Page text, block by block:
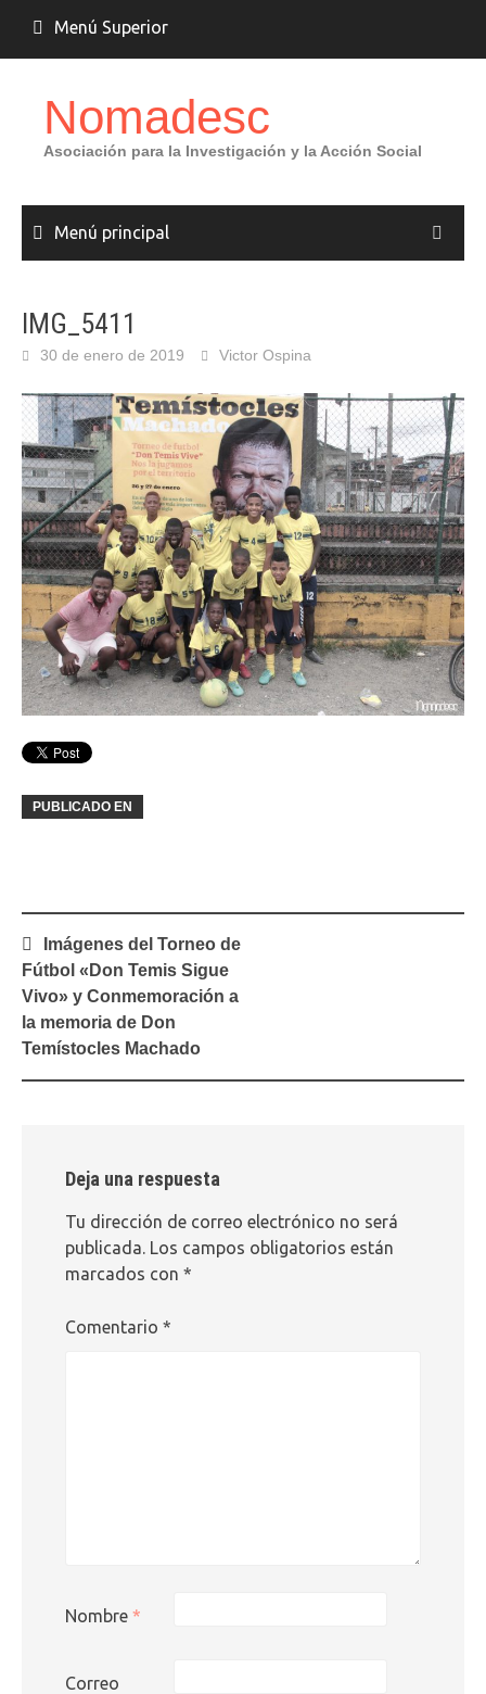
contenido
Menú Superior
Nomadesc
Asociación para la Investigación y la Acción Social
Menú principal
IMG_5411
30 de enero de 2019 Victor Ospina
PUBLICADO EN
Navegación
de
entradas
Imágenes del Torneo de
Fútbol «Don Temis Sigue
Vivo» y Conmemoración a
la memoria de Don
Temístocles Machado
Deja una respuesta
Tu dirección de correo electrónico no será
publicada. Los campos obligatorios están
marcados con *
Comentario *
Nombre *
Correo